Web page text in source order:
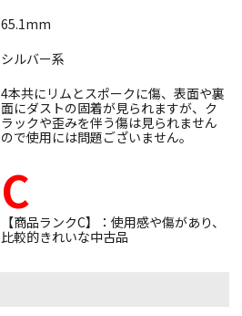
65.1mm
シルバー系
4本共にリムとスポークに傷、表面や裏
面にダストの固着が見られますが、ク
ラックや歪みを伴う傷は見られません
ので使用には問題ございません。
C
【商品ランクC】：使用感や傷があり、
比較的きれいな中古品